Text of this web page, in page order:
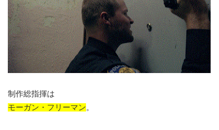
制作総指揮は
モーガン・フリーマン。